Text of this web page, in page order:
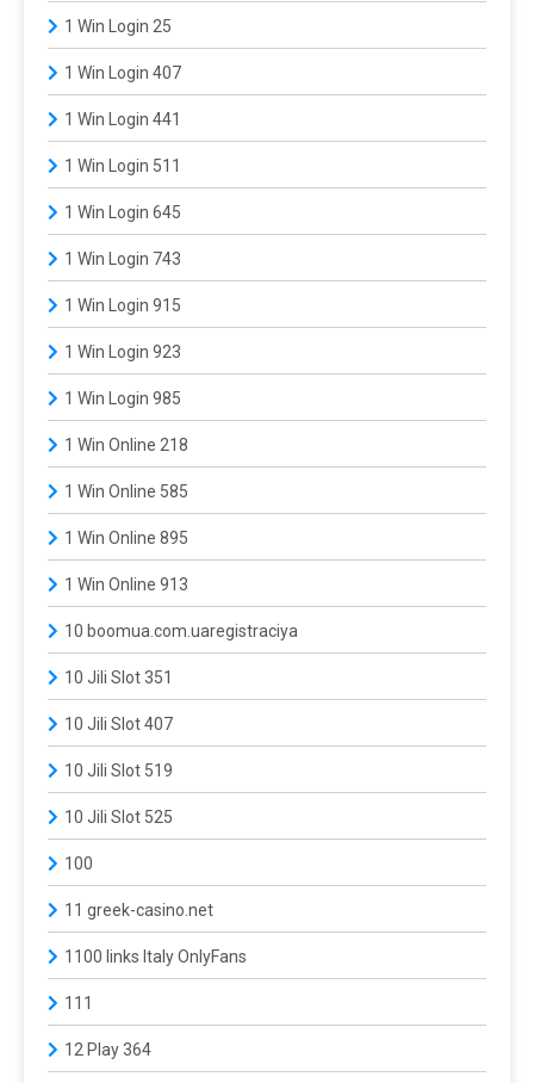
1 Win Login 25
1 Win Login 407
1 Win Login 441
1 Win Login 511
1 Win Login 645
1 Win Login 743
1 Win Login 915
1 Win Login 923
1 Win Login 985
1 Win Online 218
1 Win Online 585
1 Win Online 895
1 Win Online 913
10 boomua.com.uaregistraciya
10 Jili Slot 351
10 Jili Slot 407
10 Jili Slot 519
10 Jili Slot 525
100
11 greek-casino.net
1100 links Italy OnlyFans
111
12 Play 364